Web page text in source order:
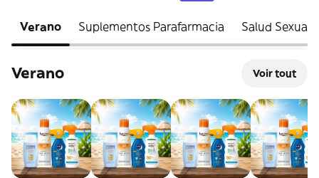
Verano Suplementos Parafarmacia Salud Sexual
Verano Voir tout